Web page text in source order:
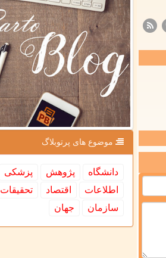
موضوع های پرتوبلاگ
دانشگاه پژوهش
پزشكی
اطلاعات
اقتصاد
تحقیقات
سازمان
جهان